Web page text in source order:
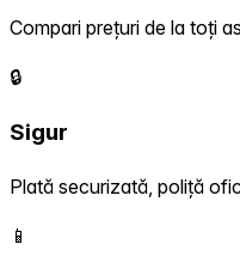
Compari prețuri de la toți
🔒
Sigur
Plată securizată, poliță
📱